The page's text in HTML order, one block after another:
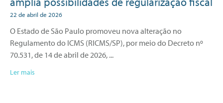
22 de abril de 2026
O Estado de São Paulo promoveu nova alteração no
Regulamento do ICMS (RICMS/SP), por meio do Decreto nº
70.531, de 14 de abril de 2026,
Ler mais